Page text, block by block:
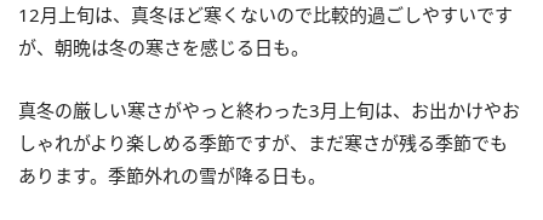
12月上旬は、真冬ほど寒くないので比較的過ごしやすいです
が、朝晩は冬の寒さを感じる日も。
真冬の厳しい寒さがやっと終わった3月上旬は、お出かけやお
しゃれがより楽しめる季節ですが、まだ寒さが残る季節でも
あります。季節外れの雪が降る日も。